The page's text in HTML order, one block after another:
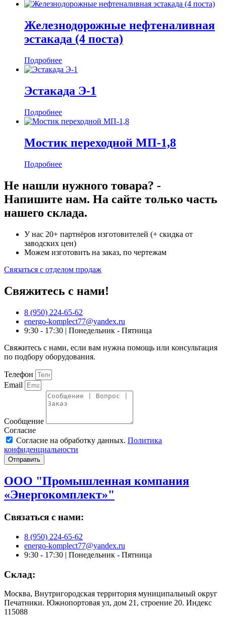
Железнодорожные нефтеналивная
эстакада (4 поста)
Подробнее
Эстакада Э-1
Подробнее
Мостик переходной МП-1,8
Подробнее
Не нашли нужного товара? -
Напишите нам. На сайте только часть
нашего склада.
У нас 20+ партнёров изготовителей (+ скидка от
заводских цен)
Можем изготовить на заказ, по чертежам
Связаться с отделом продаж
Свяжитесь с нами!
8 (950) 224-65-62
energo-komplect77@yandex.ru
9:30 - 17:30 | Понедельник - Пятница
Свяжитесь с нами, если вам нужна помощь или консультация
по подбору оборудования.
Телефон
Email
Сообщение
Согласие
Согласие на обработку данных. Политика
конфиденциальности
Отправить
ООО "Промышленная компания
«Энергокомплект»"
Связаться с нами:
8 (950) 224-65-62
energo-komplect77@yandex.ru
9:30 - 17:30 | Понедельник - Пятница
Склад:
Москва, Внутригородская территория муниципальный округ
Печатники. Южнопортовая ул, дом 21, строение 20. Индекс
115088